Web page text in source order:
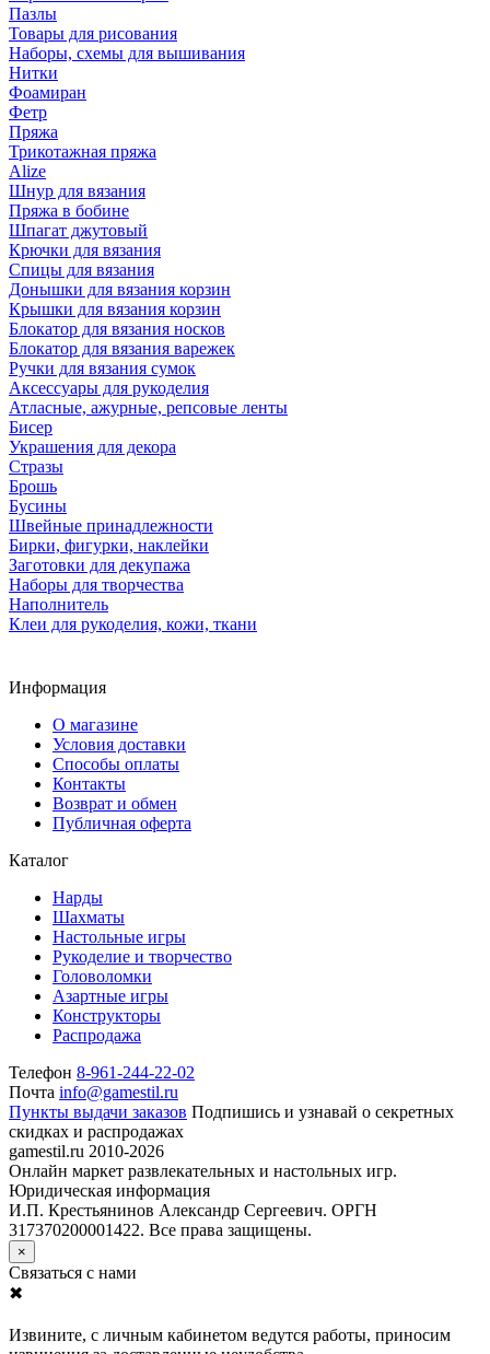
Пазлы
Товары для рисования
Наборы, схемы для вышивания
Нитки
Фоамиран
Фетр
Пряжа
Трикотажная пряжа
Alize
Шнур для вязания
Пряжа в бобине
Шпагат джутовый
Крючки для вязания
Спицы для вязания
Донышки для вязания корзин
Крышки для вязания корзин
Блокатор для вязания носков
Блокатор для вязания варежек
Ручки для вязания сумок
Аксессуары для рукоделия
Атласные, ажурные, репсовые ленты
Бисер
Украшения для декора
Стразы
Брошь
Бусины
Швейные принадлежности
Бирки, фигурки, наклейки
Заготовки для декупажа
Наборы для творчества
Наполнитель
Клеи для рукоделия, кожи, ткани
Информация
О магазине
Условия доставки
Способы оплаты
Контакты
Возврат и обмен
Публичная оферта
Каталог
Нарды
Шахматы
Настольные игры
Рукоделие и творчество
Головоломки
Азартные игры
Конструкторы
Распродажа
Телефон 8-961-244-22-02
Почта info@gamestil.ru
Пункты выдачи заказов Подпишись и узнавай о секретных
скидках и распродажах
gamestil.ru 2010-2026
Онлайн маркет развлекательных и настольных игр.
Юридическая информация
И.П. Крестьянинов Александр Сергеевич. ОРГН
317370200001422. Все права защищены.
×
Связаться с нами
✖
Извините, с личным кабинетом ведутся работы, приносим